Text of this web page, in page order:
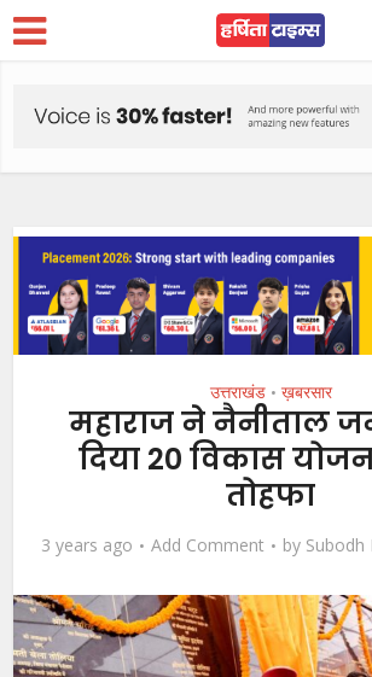
उत्तराखंड • ख़बरसार
महाराज ने नैनीताल
दिया 20 विकास
तोहफा
3 years ago Add Comment by Subodh